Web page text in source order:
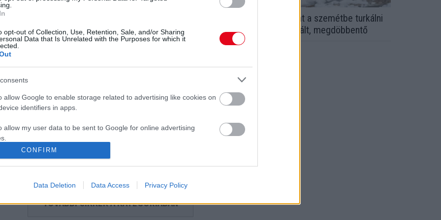
opt-out of Collection, Use, Retention, Sale, and/or Sharing
Data that Is Unrelated with the Purposes for which it
allow Google to enable storage related to advertising like cookies on
identifiers in apps.
allow my user data to be sent to Google for online advertising
allow Google to send me personalized advertising.
allow Google to enable storage related to analytics like cookies on
CONFIRM
Data Deletion Data Access Privacy Policy
amikor belenézett
Gazdag környékre ment a szemétbe turkálni
az influenszer: amit talált, megdöbbentő
táskáját a nő: amikor ránéz
az árcédulára, nem kap
levegőt - Videó
egy hátizsák? Ezt olvasd el!
TOVÁBBI CIKKEK A KATEGÓRIÁBAN